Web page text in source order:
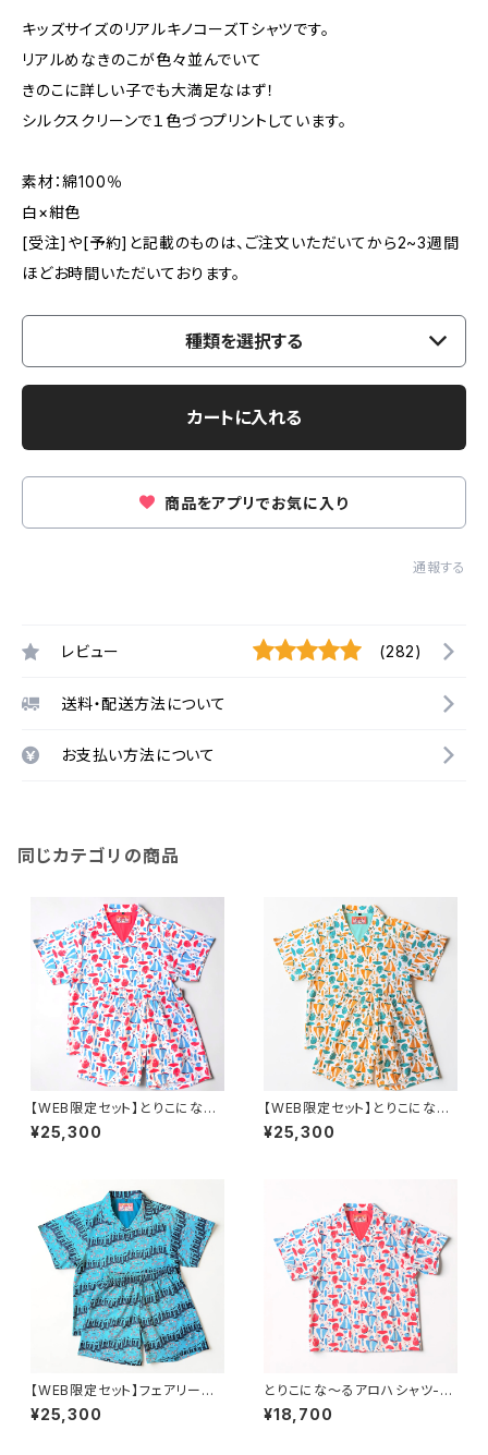
キッズサイズのリアルキノコーズTシャツです。
リアルめなきのこが色々並んでいて
きのこに詳しい子でも大満足なはず！
シルクスクリーンで１色づつプリントしています。
素材：綿100％
白×紺色
[受注]や[予約]と記載のものは、ご注文いただいてから2~3週間
ほどお時間いただいております。
種類を選択する
カートに入れる
商品をアプリでお気に入り
通報する
レビュー (282)
送料・配送方法について
お支払い方法について
同じカテゴリの商品
【WEB限定セット】とりこにな〜
るセットアップ-レッド
¥25,300
【WEB限定セット】とりこにな〜
るセットアップ-イエロー
¥25,300
【WEB限定セット】フェアリーリ
ングセットアップ
¥25,300
とりこにな〜るアロハシャツ-レ
ッド
¥18,700